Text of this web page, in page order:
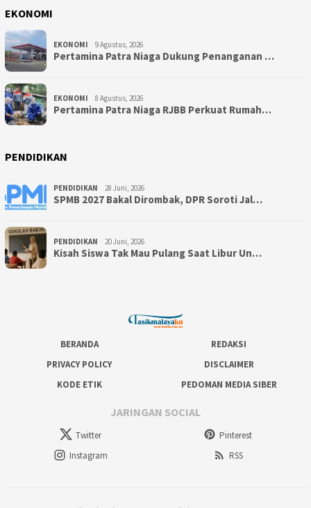
EKONOMI
EKONOMI 9 Agustus, 2026
Pertamina Patra Niaga Dukung Penanganan …
EKONOMI 8 Agustus, 2026
Pertamina Patra Niaga RJBB Perkuat Rumah…
PENDIDIKAN
PENDIDIKAN 28 Juni, 2026
SPMB 2027 Bakal Dirombak, DPR Soroti Jal…
PENDIDIKAN 20 Juni, 2026
Kisah Siswa Tak Mau Pulang Saat Libur Un…
BERANDA
REDAKSI
PRIVACY POLICY
DISCLAIMER
KODE ETIK
PEDOMAN MEDIA SIBER
JARINGAN SOCIAL
Twitter
Pinterest
Instagram
RSS